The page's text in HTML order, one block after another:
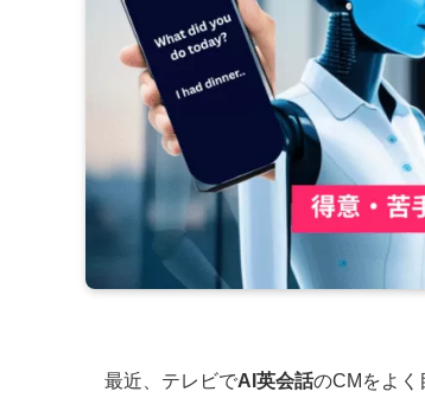
最近、テレビでAI英会話のCMをよく